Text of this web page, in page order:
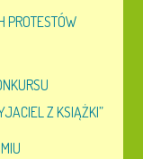
PROTESTÓW
Z KSIĄŻKI”